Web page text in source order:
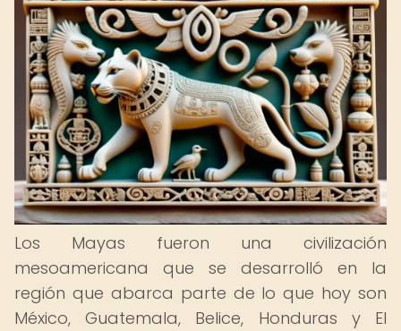
Los Mayas fueron una civilización
mesoamericana que se desarrolló en la
región que abarca parte de lo que hoy son
México, Guatemala, Belice, Honduras y El